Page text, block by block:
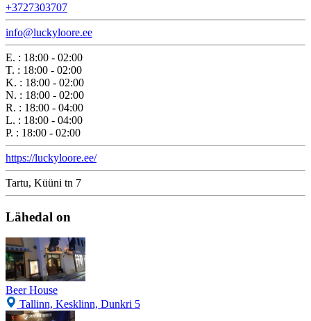
+3727303707
info@luckyloore.ee
E. : 18:00 - 02:00
T. : 18:00 - 02:00
K. : 18:00 - 02:00
N. : 18:00 - 02:00
R. : 18:00 - 04:00
L. : 18:00 - 04:00
P. : 18:00 - 02:00
https://luckyloore.ee/
Tartu, Küüni tn 7
Lähedal on
Beer House
Tallinn, Kesklinn, Dunkri 5